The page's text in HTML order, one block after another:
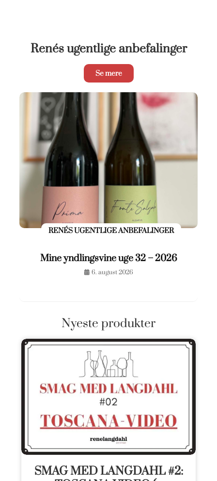
Renés ugentlige anbefalinger
Se mere
RENÉS UGENTLIGE ANBEFALINGER
Mine yndlingsvine uge 32 – 2026
6. august 2026
Nyeste produkter
SMAG MED LANGDAHL #2: